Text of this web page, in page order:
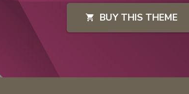
shopping_cart BUY THIS THEME